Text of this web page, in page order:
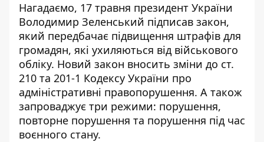
Нагадаємо, 17 травня президент України
Володимир Зеленський підписав закон,
який передбачає підвищення штрафів для
громадян, які ухиляються від військового
обліку. Новий закон вносить зміни до ст.
210 та 201-1 Кодексу України про
адміністративні правопорушення. А також
запроваджує три режими: порушення,
повторне порушення та порушення під час
воєнного стану.